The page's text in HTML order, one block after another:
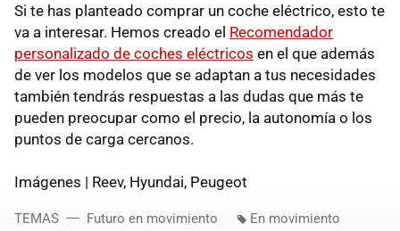
Si te has planteado comprar un coche eléctrico, esto te
va a interesar. Hemos creado el Recomendador
personalizado de coches eléctricos en el que además
de ver los modelos que se adaptan a tus necesidades
también tendrás respuestas a las dudas que más te
pueden preocupar como el precio, la autonomía o los
puntos de carga cercanos.
Imágenes | Reev, Hyundai, Peugeot
TEMAS Futuro en movimiento En movimiento